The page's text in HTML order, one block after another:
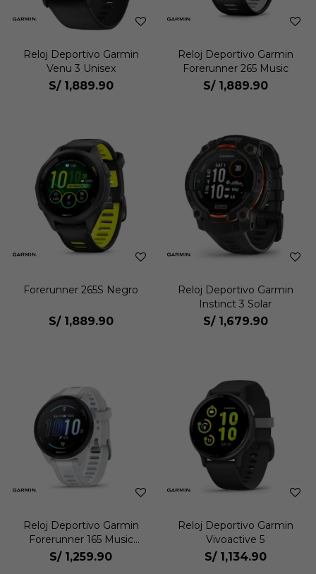
Reloj Deportivo Garmin
Venu 3 Unisex
S/ 1,889.90
Reloj Deportivo Garmin
Forerunner 265 Music
S/ 1,889.90
Forerunner 265S Negro
S/ 1,889.90
Reloj Deportivo Garmin
Instinct 3 Solar
S/ 1,679.90
Reloj Deportivo Garmin
Forerunner 165 Music
Unisex
S/ 1,259.90
Reloj Deportivo Garmin
Vivoactive 5
S/ 1,134.90